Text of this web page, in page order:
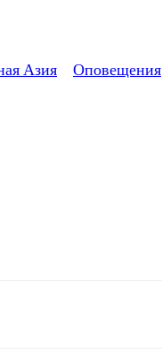
Азия
Оповещения